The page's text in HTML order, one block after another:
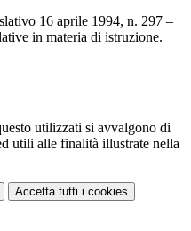
16 aprile 1994, n. 297 –
in materia di istruzione.
utilizzati si avvalgono di
utili alle finalità illustrate nella
Accetta tutti i cookies